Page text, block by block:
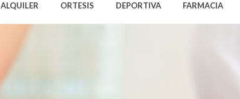
ALQUILER ORTESIS DEPORTIVA FARMACIA